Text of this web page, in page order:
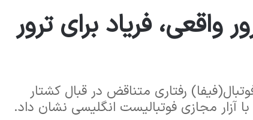
واقعی، فریاد برای ترور
رفتاری متناقض در قبال کشتار
آزار مجازی فوتبالیست انگلیسی نشان داد.